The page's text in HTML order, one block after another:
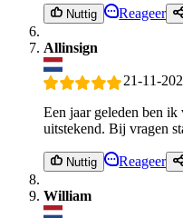
Nuttig Reageer
Allinsign
21-11-
Een jaar geleden ben
uitstekend. Bij vragen
Nuttig Reageer
William